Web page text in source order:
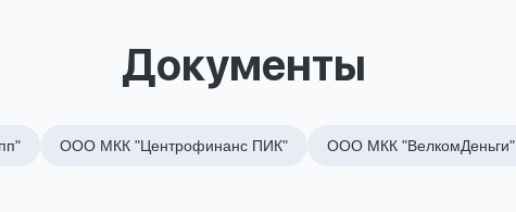
Документы
ООО МКК "Центрофинанс ПИК" ООО МКК "ВелкомДеньги"